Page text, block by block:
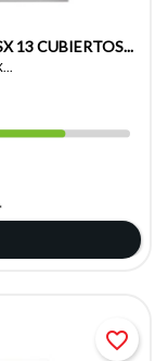
13 CUBIERTOS...
favorite_border